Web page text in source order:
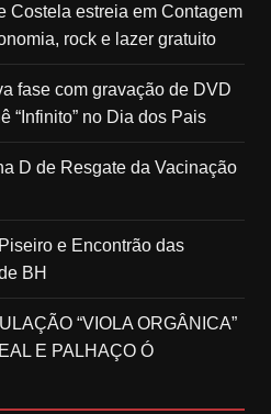
Costela estreia em Contagem
rock e lazer gratuito
fase com gravação de DVD
“Infinito” no Dia dos Pais
D de Resgate da Vacinação
e Encontrão das
BH
“VIOLA ORGÂNICA”
E PALHAÇO Ó